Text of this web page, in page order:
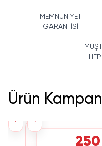
MEMNUNİYET
GARANTİSİ
Ürün
‹
›
250